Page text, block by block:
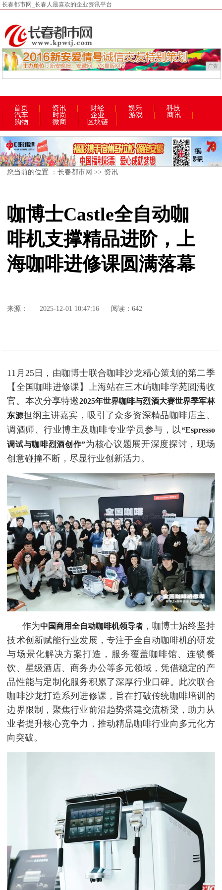
长春都市网_长春人最喜欢的企业资讯平台
广告
首页 资讯 财经 娱乐
科技
汽车
时尚 企业 游戏
商讯
购物
微商 区块链
广告
您当前的位置 ：长春都市网 >> 资讯
咖博士Castle全自动咖
啡机支撑精品进阶，上
海咖啡进修课圆满落幕
来源： 2025-12-01 10:47:16 阅读：642
11月25日，由咖博士联合咖啡沙龙精心策划的第二季
【全国咖啡进修课】上海站在三木屿咖啡学苑圆满收
官。本次分享特邀2025年世界咖啡与烈酒大赛世界季军林
东源担纲主讲嘉宾，吸引了众多资深精品咖啡店主、
调酒师、行业博主及咖啡专业学员参与，以“Espresso
调试与咖啡烈酒创作”为核心议题展开深度探讨，现场
创意碰撞不断，尽显行业创新活力。
作为中国商用全自动咖啡机领导者 ，咖博士始终坚持
技术创新赋能行业发展，专注于全自动咖啡机的研发
与场景化解决方案打造，服务覆盖咖啡馆、连锁餐
饮、星级酒店、商务办公等多元领域，凭借稳定的产
品性能与定制化服务积累了深厚行业口碑。此次联合
咖啡沙龙打造系列进修课，旨在打破传统咖啡培训的
边界限制，聚焦行业前沿趋势搭建交流桥梁，助力从
业者提升核心竞争力，推动精品咖啡行业向多元化方
向突破。